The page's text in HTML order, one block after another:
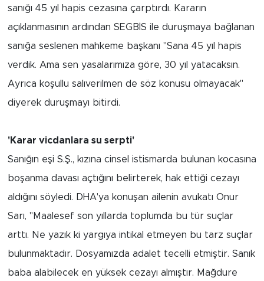
sanığı 45 yıl hapis cezasına çarptırdı. Kararın
açıklanmasının ardından SEGBİS ile duruşmaya bağlanan
sanığa seslenen mahkeme başkanı "Sana 45 yıl hapis
verdik. Ama sen yasalarımıza göre, 30 yıl yatacaksın.
Ayrıca koşullu salıverilmen de söz konusu olmayacak"
diyerek duruşmayı bitirdi.
'Karar vicdanlara su serpti'
Sanığın eşi S.Ş., kızına cinsel istismarda bulunan kocasına
boşanma davası açtığını belirterek, hak ettiği cezayı
aldığını söyledi. DHA'ya konuşan ailenin avukatı Onur
Sarı, "Maalesef son yıllarda toplumda bu tür suçlar
arttı. Ne yazık ki yargıya intikal etmeyen bu tarz suçlar
bulunmaktadır. Dosyamızda adalet tecelli etmiştir. Sanık
baba alabilecek en yüksek cezayı almıştır. Mağdure